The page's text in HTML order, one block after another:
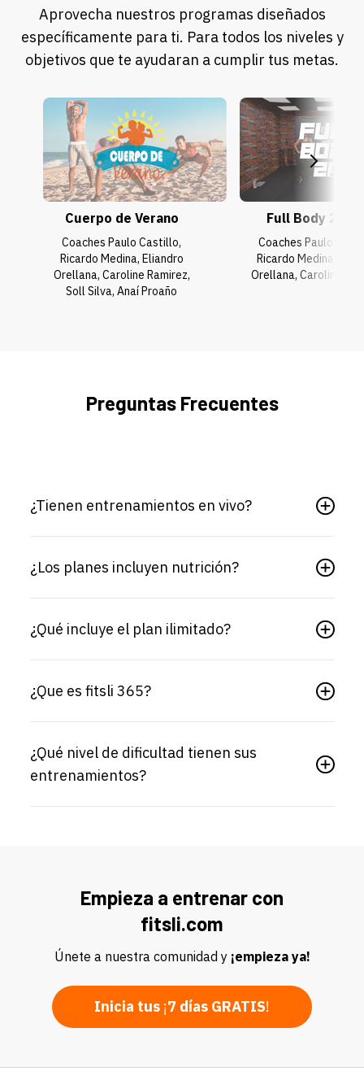
Aprovecha nuestros programas diseñados
específicamente para ti. Para todos los niveles y
objetivos que te ayudaran a cumplir tus metas.
Cuerpo de Verano
Coaches Paulo Castillo,
Ricardo Medina, Eliandro
Orellana, Caroline Ramirez,
Soll Silva, Anaí Proaño
Full Body 20
Coaches Paulo
Ricardo Medina,
Orellana, Caroline
Preguntas Frecuentes
¿Tienen entrenamientos en vivo?
¿Los planes incluyen nutrición?
¿Qué incluye el plan ilimitado?
¿Que es fitsli 365?
¿Qué nivel de dificultad tienen sus
entrenamientos?
Empieza a entrenar con
fitsli.com
Únete a nuestra comunidad y ¡empieza ya!
Inicia tus ¡7 días GRATIS!